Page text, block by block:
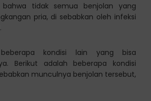
bahwa tidak semua benjolan yang
pria, di sebabkan oleh infeksi
kondisi lain yang bisa
Berikut adalah beberapa kondisi
munculnya benjolan tersebut,